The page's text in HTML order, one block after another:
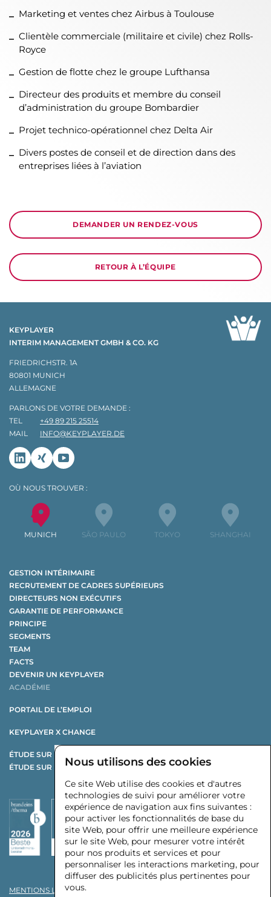
Nous utilisons des cookies
Ce site Web utilise des cookies et d'autres
technologies de suivi pour améliorer votre
expérience de navigation aux fins suivantes :
pour activer les fonctionnalités de base du
site Web, pour offrir une meilleure expérience
sur le site Web, pour mesurer votre intérêt
pour nos produits et services et pour
personnaliser les interactions marketing, pour
diffuser des publicités plus pertinentes pour
vous.
Marketing et ventes chez Airbus à Toulouse
Clientèle commerciale (militaire et civile) chez Rolls-
Royce
Gestion de flotte chez le groupe Lufthansa
Directeur des produits et membre du conseil
d’administration du groupe Bombardier
Projet technico-opérationnel chez Delta Air
Divers postes de conseil et de direction dans des
entreprises liées à l’aviation
DEMANDER UN RENDEZ-VOUS
RETOUR À L’ÉQUIPE
KEYPLAYER
INTERIM MANAGEMENT GMBH & CO. KG
FRIEDRICHSTR. 1A
80801 MUNICH
ALLEMAGNE
PARLONS DE VOTRE DEMANDE :
TEL
+49 89 215 25514
MAIL
INFO@KEYPLAYER.DE
Linkedin
Xing Youtube
OÙ NOUS TROUVER :
MUNICH SÃO PAULO TOKYO SHANGHAI
GESTION INTÉRIMAIRE
RECRUTEMENT DE CADRES SUPÉRIEURS
DIRECTEURS NON EXÉCUTIFS
GARANTIE DE PERFORMANCE
PRINCIPE
SEGMENTS
TEAM
FACTS
DEVENIR UN KEYPLAYER
ACADÉMIE
PORTAIL DE L’EMPLOI
KEYPLAYER X CHANGE
ÉTUDE SUR LA RESTRUCTURATION
ÉTUDE SUR LES ÉQUIPEMENTIERS AUTOMOBILES
MENTIONS LÉGALES